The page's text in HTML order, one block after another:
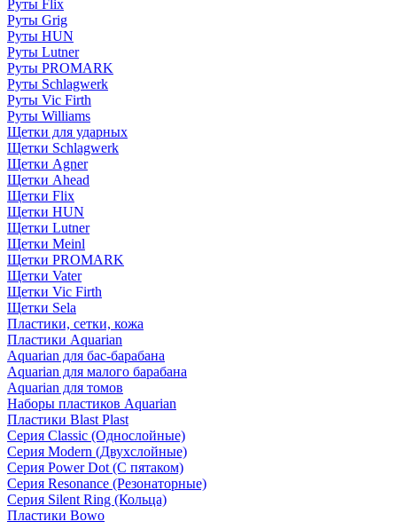
Руты Flix
Руты Grig
Руты HUN
Руты Lutner
Руты PROMARK
Руты Schlagwerk
Руты Vic Firth
Руты Williams
Щетки для ударных
Щетки Schlagwerk
Щетки Agner
Щетки Ahead
Щетки Flix
Щетки HUN
Щетки Lutner
Щетки Meinl
Щетки PROMARK
Щетки Vater
Щетки Vic Firth
Щетки Sela
Пластики, сетки, кожа
Пластики Aquarian
Aquarian для бас-барабана
Aquarian для малого барабана
Aquarian для томов
Наборы пластиков Aquarian
Пластики Blast Plast
Серия Classic (Однослойные)
Серия Modern (Двухслойные)
Серия Power Dot (С пятаком)
Серия Resonance (Резонаторные)
Серия Silent Ring (Кольца)
Пластики Bowo